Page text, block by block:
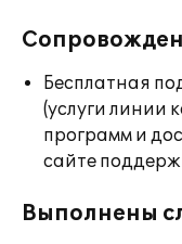
Бесплатная
(услуги линии
программ и
сайте
Выполнены